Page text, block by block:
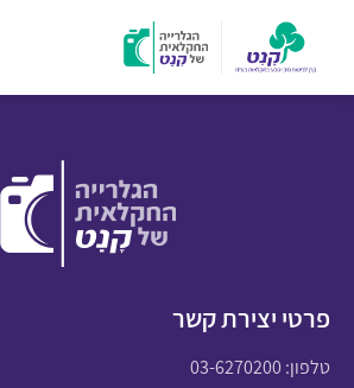
פרטי יצירת קשר
טלפון:03-6270200